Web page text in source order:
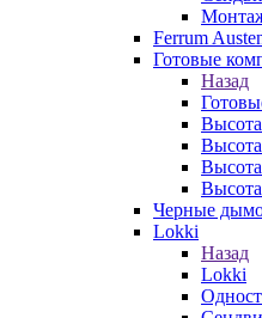
Ferrum
Готовые
Назад
Черные
Lokki
Назад
Lokki